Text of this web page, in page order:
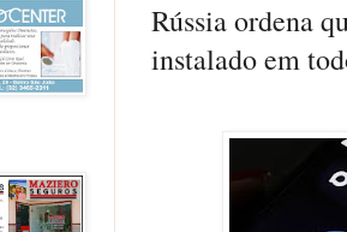
Rússia ordena
instalado em